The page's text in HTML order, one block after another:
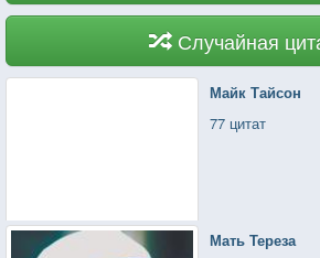
Случайная
Майк Тайсон
77 цитат
Мать Тереза